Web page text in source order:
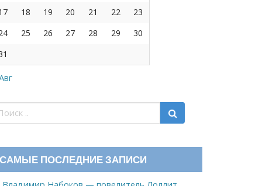
18 19 20 21 22
23
25 26 27 28 29
30
САМЫЕ ПОСЛЕДНИЕ ЗАПИСИ